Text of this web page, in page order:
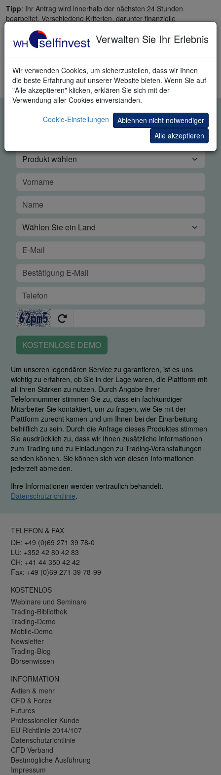
Tipp: Ihr Antrag wird innerhalb der nächsten 24 Stunden
bearbeitet. Verschiedene Kriterien, darunter finanzielle
Informationen, Anlageerfahrung und Ziele, werden gesammelt, um
Ihr finanzielles Profil zu erstellen. Dies kann ein entscheidender
Faktor für die Erteilung von Handelsberechtigungen für das
betreffende Konto sein.
Tipp: Die Zulassungsvoraussetzungen für Produkte werden nicht
offengelegt.
Verwalten Sie Ihr Erlebnis
Wir verwenden Cookies, um sicherzustellen, dass wir Ihnen
die beste Erfahrung auf unserer Website bieten. Wenn Sie auf
"Alle akzeptieren" klicken, erklären Sie sich mit der
Verwendung aller Cookies einverstanden.
Cookie-Einstellungen
Ablehnen nicht notwendiger
Alle akzeptieren
KOSTENLOSE REAL-TIME
TRADING DEMO
KOSTENLOSE DEMO
Um unseren legendären Service zu garantieren, ist es uns
wichtig zu erfahren, ob Sie in der Lage waren, die Plattform mit
all ihren Stärken zu nutzen. Durch Angabe Ihrer
Telefonnummer stimmen Sie zu, dass ein fachkundiger
Mitarbeiter Sie kontaktiert, um zu fragen, wie Sie mit der
Plattform zurecht kamen und um Ihnen bei der Einarbeitung
behilflich zu sein. Durch die Anfrage dieses Produktes stimmen
Sie ausdrücklich zu, dass wir Ihnen zusätzliche Informationen
zum Trading und zu Einladungen zu Trading-Veranstaltungen
senden können. Sie können sich von diesen Informationen
jederzeit abmelden.
Ihre Informationen werden vertraulich behandelt.
Datenschutzrichtlinie.
TELEFON & FAX
DE: +49 (0)69 271 39 78-0
LU: +352 42 80 42 83
CH: +41 44 350 42 42
Fax: +49 (0)69 271 39 78-99
KOSTENLOS
Webinare und Seminare
Trading-Bibliothek
Trading-Demo
Mobile-Demo
Newsletter
Trading-Blog
Börsenwissen
INFORMATION
Aktien & mehr
CFD & Forex
Futures
Professioneller Kunde
EU Richtlinie 2014/107
Datenschutzrichtlinie
CFD Verband
Bestmögliche Ausführung
Impressum